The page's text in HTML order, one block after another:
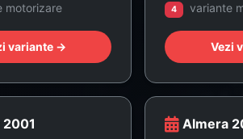
motorizare
variante →
4 variante
Vezi
Almera